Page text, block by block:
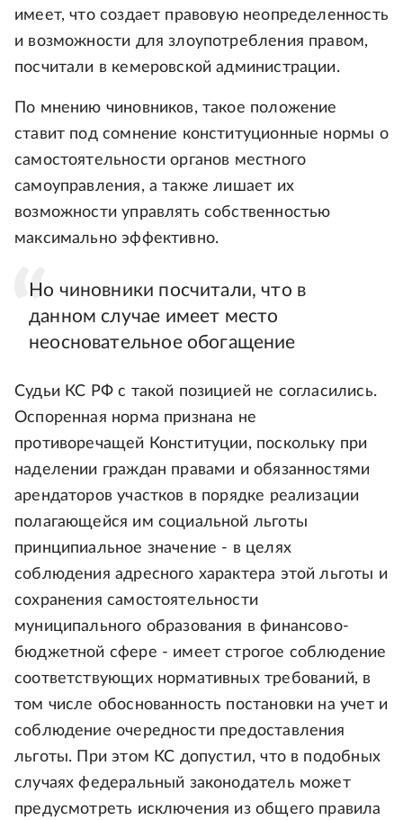
имеет, что создает правовую неопределенность
и возможности для злоупотребления правом,
посчитали в кемеровской администрации.
По мнению чиновников, такое положение
ставит под сомнение конституционные нормы о
самостоятельности органов местного
самоуправления, а также лишает их
возможности управлять собственностью
максимально эффективно.
Но чиновники посчитали, что в
данном случае имеет место
неосновательное обогащение
Судьи КС РФ с такой позицией не согласились.
Оспоренная норма признана не
противоречащей Конституции, поскольку при
наделении граждан правами и обязанностями
арендаторов участков в порядке реализации
полагающейся им социальной льготы
принципиальное значение - в целях
соблюдения адресного характера этой льготы и
сохранения самостоятельности
муниципального образования в финансово-
бюджетной сфере - имеет строгое соблюдение
соответствующих нормативных требований, в
том числе обоснованность постановки на учет и
соблюдение очередности предоставления
льготы. При этом КС допустил, что в подобных
случаях федеральный законодатель может
предусмотреть исключения из общего правила